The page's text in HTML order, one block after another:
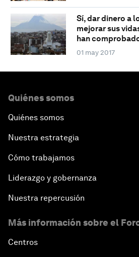
Sí, dar dinero a
mejorar sus
han
01 may 2017
Quiénes somos
Quiénes somos
Nuestra estrategia
Cómo trabajamos
Liderazgo y gobernanza
Nuestra repercusión
Más información sobre el
Centros